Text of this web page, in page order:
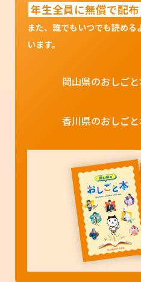
年生全員に無償で配布
また、誰でもいつでも読め
います。
岡山県のおしご
香川県のおしご